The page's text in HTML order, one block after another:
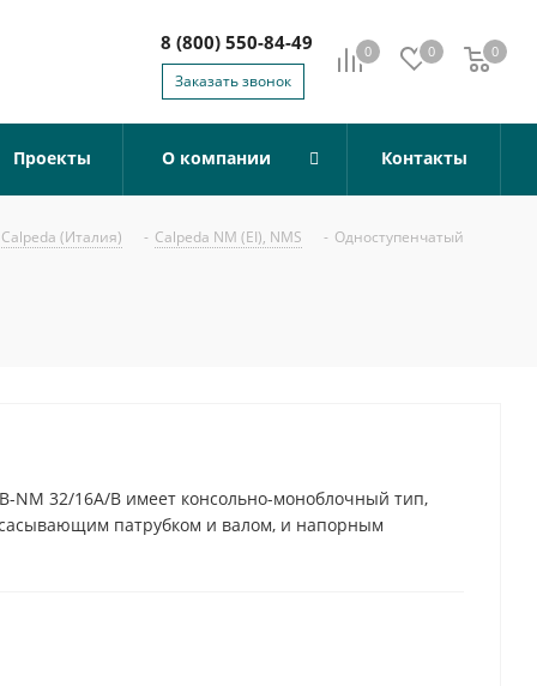
0 0 0
0
8 (800) 550-84-49
Заказать звонок
Проекты О компании Контакты
(Италия) - Calpeda NM (EI), NMS - Одноступенчатый
NM 32/16A/B имеет консольно-моноблочный тип,
патрубком и валом, и напорным